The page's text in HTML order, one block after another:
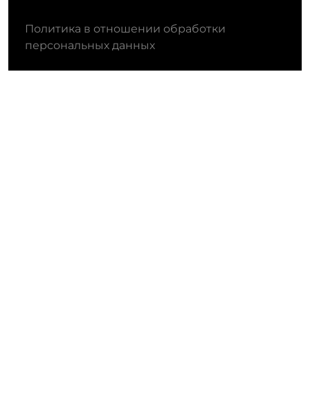
Политика в отношении обработки
персональных данных